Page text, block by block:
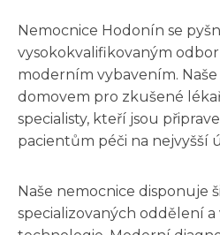
Nemocnice Hodonín se
vysokokvalifikovaným
moderním vybavením.
domovem pro zkušené
specialisty, kteří jsou
pacientům péči na nejvyšší
Naše nemocnice disponuje
specializovaných oddělení